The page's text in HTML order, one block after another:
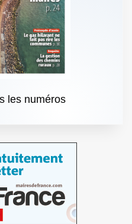
les numéros